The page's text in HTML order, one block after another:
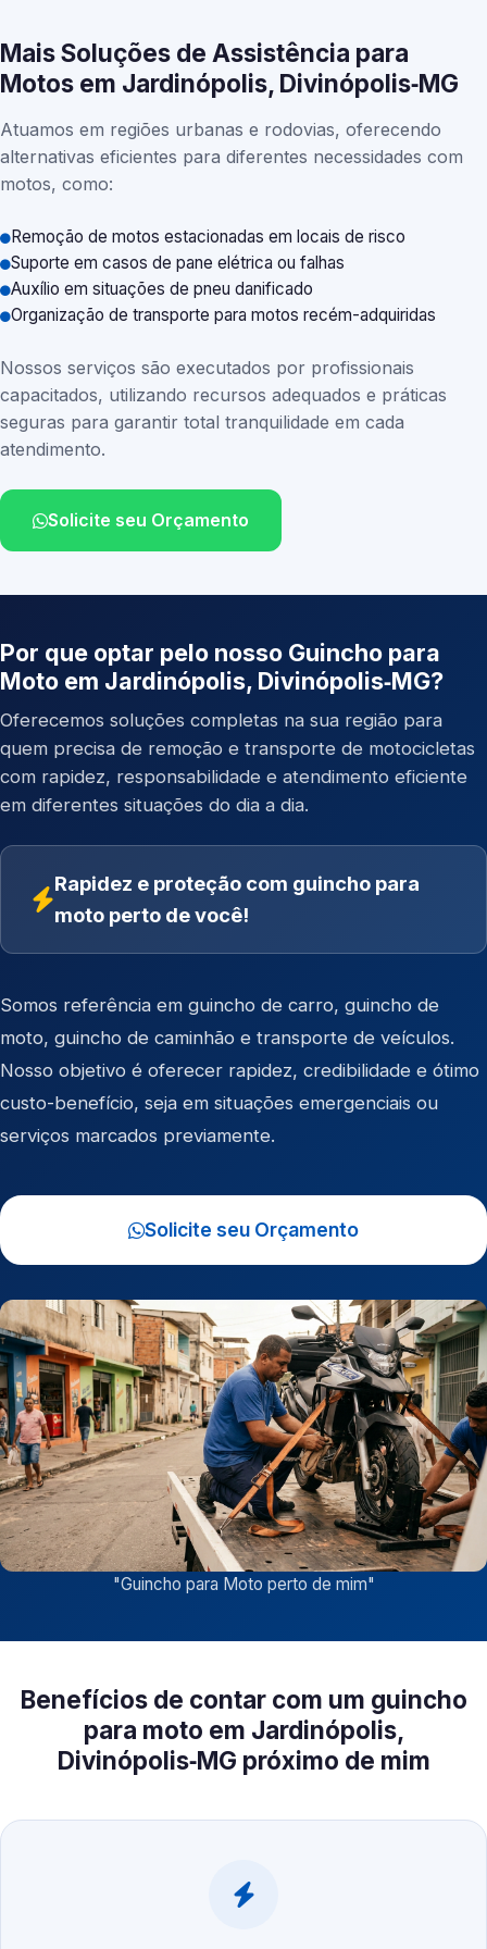
Mais Soluções de Assistência para
Motos em Jardinópolis, Divinópolis‑MG
Atuamos em regiões urbanas e rodovias, oferecendo
alternativas eficientes para diferentes necessidades com
motos, como:
Remoção de motos estacionadas em locais de risco
Suporte em casos de pane elétrica ou falhas
Auxílio em situações de pneu danificado
Organização de transporte para motos recém-adquiridas
Nossos serviços são executados por profissionais
capacitados, utilizando recursos adequados e práticas
seguras para garantir total tranquilidade em cada
atendimento.
Solicite seu Orçamento
Por que optar pelo nosso Guincho para
Moto em Jardinópolis, Divinópolis‑MG?
Oferecemos soluções completas na sua região para
quem precisa de remoção e transporte de motocicletas
com rapidez, responsabilidade e atendimento eficiente
em diferentes situações do dia a dia.
Rapidez e proteção com guincho para
moto perto de você!
Somos referência em guincho de carro, guincho de
moto, guincho de caminhão e transporte de veículos.
Nosso objetivo é oferecer rapidez, credibilidade e ótimo
custo-benefício, seja em situações emergenciais ou
serviços marcados previamente.
Solicite seu Orçamento
"Guincho para Moto perto de mim"
Benefícios de contar com um guincho
para moto em Jardinópolis,
Divinópolis‑MG próximo de mim